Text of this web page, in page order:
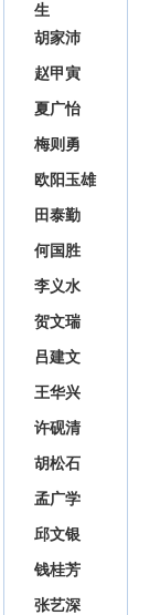
生
胡家沛
赵甲寅
夏广怡
梅则勇
欧阳玉雄
田泰勤
何国胜
李义水
贺文瑞
吕建文
王华兴
许砚清
胡松石
孟广学
邱文银
钱桂芳
张艺深